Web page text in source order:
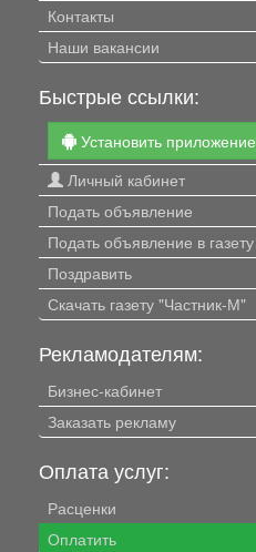
Контакты
Наши вакансии
Быстрые ссылки:
Установить приложение
Личный кабинет
Подать объявление
Подать объявление в газету
Поздравить
Скачать газету "Частник-М"
Рекламодателям:
Бизнес-кабинет
Заказать рекламу
Оплата услуг:
Расценки
Оплатить